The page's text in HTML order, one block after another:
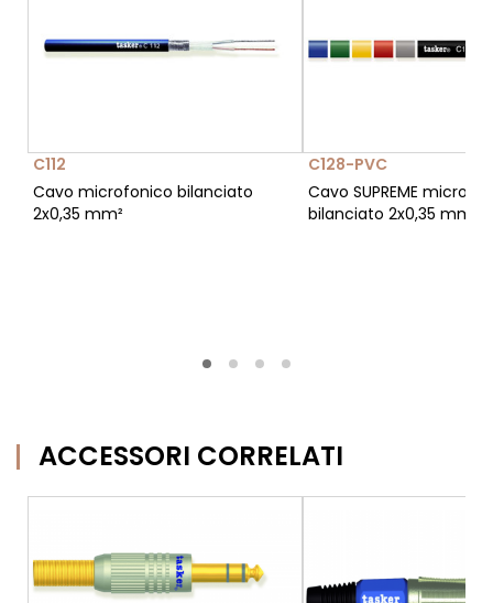
C112
Cavo microfonico bilanciato
2x0,35 mm²
C128-PVC
Cavo SUPREME
bilanciato 2x0,35 mm²
ACCESSORI CORRELATI